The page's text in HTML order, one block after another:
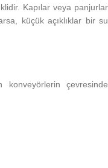
Kapılar veya panjurlar
küçük açıklıklar bir su
çevresinde